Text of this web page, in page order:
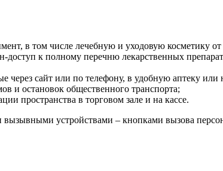
в том числе лечебную и уходовую косметику
доступ к полному перечню лекарственных
через сайт или по телефону, в удобную аптеку или
и остановок общественного транспорта;
пространства в торговом зале и на кассе.
устройствами – кнопками вызова